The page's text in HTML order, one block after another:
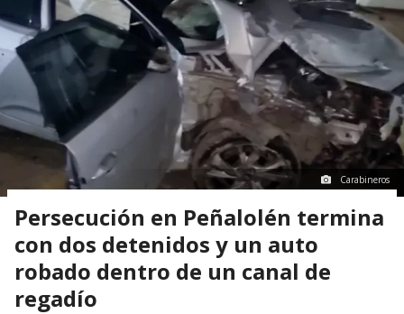
Carabineros
Persecución en Peñalolén termina
con dos detenidos y un auto
robado dentro de un canal de
regadío